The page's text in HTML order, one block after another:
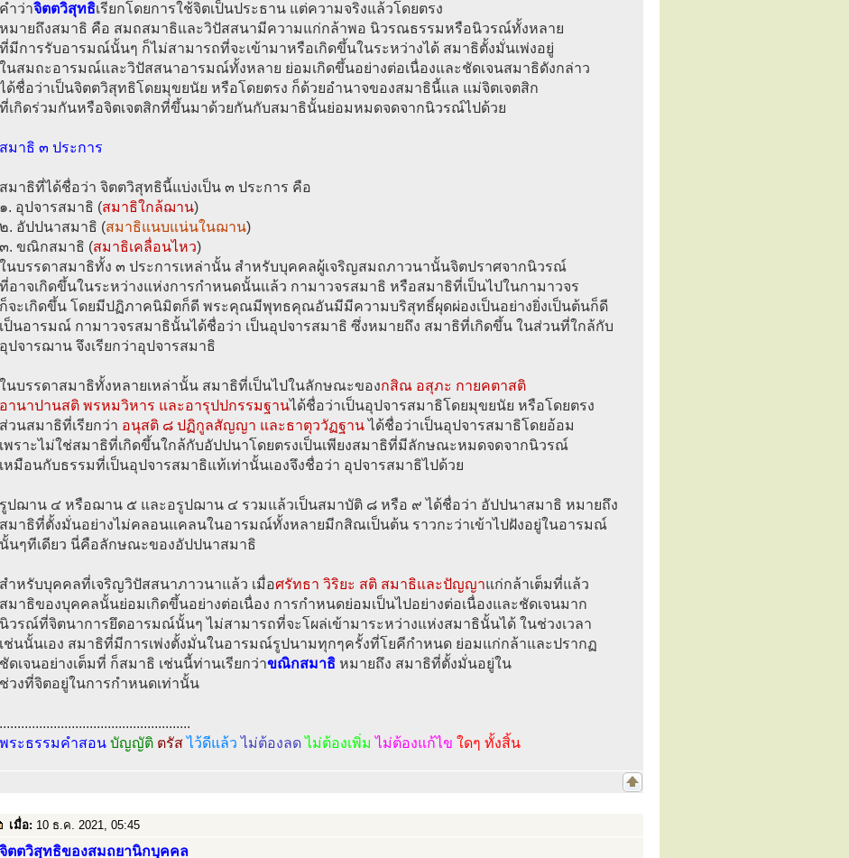
คำว่าจิตตวิสุทธิเรียกโดยการใช้จิตเป็นประธาน แต่ความจริงแล้วโดยตรง
หมายถึงสมาธิ คือ สมถสมาธิและวิปัสสนามีความแก่กล้าพอ นิวรณธรรมหรือนิวรณ์ทั้งหลาย
ที่มีการรับอารมณ์นั้นๆ ก็ไม่สามารถที่จะเข้ามาหรือเกิดขึ้นในระหว่างได้ สมาธิตั้งมั่นเพ่งอยู่
ในสมถะอารมณ์และวิปัสสนาอารมณ์ทั้งหลาย ย่อมเกิดขึ้นอย่างต่อเนื่องและชัดเจนสมาธิดังกล่าว
ได้ชื่อว่าเป็นจิตตวิสุทธิโดยมุขยนัย หรือโดยตรง ก็ด้วยอำนาจของสมาธินี้แล แม่จิตเจตสิก
ที่เกิดร่วมกันหรือจิตเจตสิกที่ขึ้นมาด้วยกันกับสมาธินั้นย่อมหมดจดจากนิวรณ์ไปด้วย
สมาธิ ๓ ประการ
สมาธิที่ได้ชื่อว่า จิตตวิสุทธินี้แบ่งเป็น ๓ ประการ คือ
๑. อุปจารสมาธิ (สมาธิใกล้ฌาน)
๒. อัปปนาสมาธิ (สมาธิแนบแน่นในฌาน)
๓. ขณิกสมาธิ (สมาธิเคลื่อนไหว)
ในบรรดาสมาธิทั้ง ๓ ประการเหล่านั้น สำหรับบุคคลผู้เจริญสมถภาวนานั้นจิตปราศจากนิวรณ์
ที่อาจเกิดขึ้นในระหว่างแห่งการกำหนดนั้นแล้ว กามาวจรสมาธิ หรือสมาธิที่เป็นไปในกามาวจร
ก็จะเกิดขึ้น โดยมีปฏิภาคนิมิตก็ดี พระคุณมีพุทธคุณอันมีมีความบริสุทธิ์ผุดผ่องเป็นอย่างยิ่งเป็นต้นก็ดี
เป็นอารมณ์ กามาวจรสมาธินั้นได้ชื่อว่า เป็นอุปจารสมาธิ ซึ่งหมายถึง สมาธิที่เกิดขึ้น ในส่วนที่ใกล้กับ
อุปจารฌาน จึงเรียกว่าอุปจารสมาธิ
ในบรรดาสมาธิทั้งหลายเหล่านั้น สมาธิที่เป็นไปในลักษณะของกสิณ อสุภะ กายคตาสติ
อานาปานสติ พรหมวิหาร และอารุปปกรรมฐานได้ชื่อว่าเป็นอุปจารสมาธิโดยมุขยนัย หรือโดยตรง
ส่วนสมาธิที่เรียกว่า อนุสติ ๘ ปฏิกูลสัญญา และธาตุววัฏฐานได้ชื่อว่าเป็นอุปจารสมาธิโดยอ้อม
เพราะไม่ใช่สมาธิที่เกิดขึ้นใกล้กับอัปปนาโดยตรงเป็นเพียงสมาธิที่มีลักษณะหมดจดจากนิวรณ์
เหมือนกับธรรมที่เป็นอุปจารสมาธิแท้เท่านั้นเองจึงชื่อว่า อุปจารสมาธิไปด้วย
รูปฌาน ๔ หรือฌาน ๕ และอรูปฌาน ๔ รวมแล้วเป็นสมาบัติ ๘ หรือ ๙ ได้ชื่อว่า อัปปนาสมาธิ หมายถึง
สมาธิที่ตั้งมั่นอย่างไม่คลอนแคลนในอารมณ์ทั้งหลายมีกสิณเป็นต้น ราวกะว่าเข้าไปฝังอยู่ในอารมณ์
นั้นๆทีเดียว นี่คือลักษณะของอัปปนาสมาธิ
สำหรับบุคคลที่เจริญวิปัสสนาภาวนาแล้ว เมื่อศรัทธา วิริยะ สติ สมาธิและปัญญาแก่กล้าเต็มที่แล้ว
สมาธิของบุคคลนั้นย่อมเกิดขึ้นอย่างต่อเนื่อง การกำหนดย่อมเป็นไปอย่างต่อเนื่องและชัดเจนมาก
นิวรณ์ที่จิตนาการยึดอารมณ์นั้นๆ ไม่สามารถที่จะโผล่เข้ามาระหว่างแห่งสมาธินั้นได้ ในช่วงเวลา
เช่นนั้นเอง สมาธิที่มีการเพ่งตั้งมั่นในอารมณ์รูปนามทุกๆครั้งที่โยคีกำหนด ย่อมแก่กล้าและปรากฏ
ชัดเจนอย่างเต็มที่ ก็สมาธิ เช่นนี้ท่านเรียกว่าขณิกสมาธิ หมายถึง สมาธิที่ตั้งมั่นอยู่ใน
ช่วงที่จิตอยู่ในการกำหนดเท่านั้น
.....................................................
พระธรรมคำสอน บัญญัติ ตรัสไว้ดีแล้วไม่ต้องลดไม่ต้องเพิ่ม ไม่ต้องแก้ไข ใดๆ ทั้งสิ้น
เมื่อ: 10 ธ.ค. 2021, 05:45
จิตตวิสุทธิของสมถยานิกบุคคล